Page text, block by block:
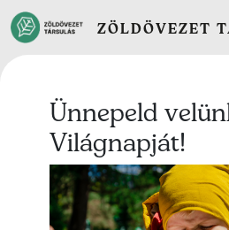
Ugrás a tartalomra
ZÖLDÖVEZET
Ünnepeld
Világnapját!
Lead kép